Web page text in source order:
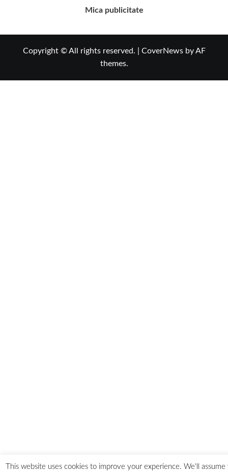
Mica publicitate
Copyright © All rights reserved. CoverNewsby AF
themes.
This website uses cookies to improve your experience. We'll